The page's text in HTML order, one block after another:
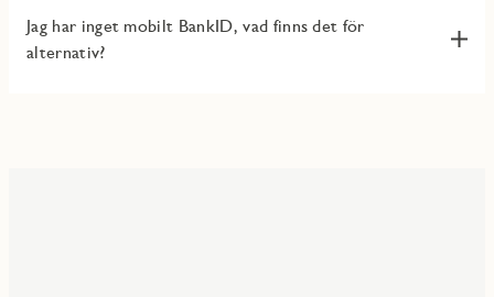
Jag har inget mobilt BankID, vad finns det för
alternativ?